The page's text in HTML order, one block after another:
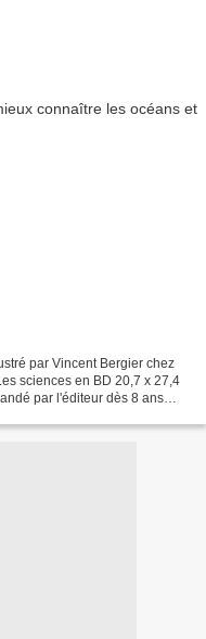
par Vincent Bergier chez
sciences en BD 20,7 x 27,4
par l'éditeur dès 8 ans